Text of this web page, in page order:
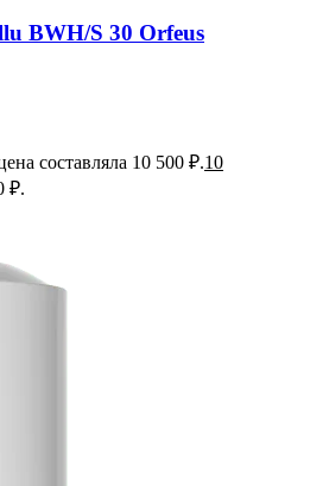
BWH/S 30 Orfeus
составляла 10 500 ₽.10
₽.